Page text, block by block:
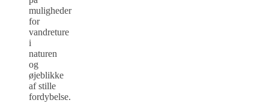
muligheder
for
vandreture
i
naturen
og
øjeblikke
af stille
fordybelse.